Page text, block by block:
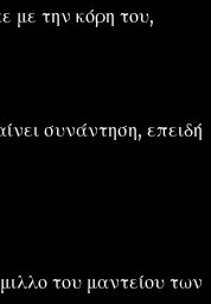
με την κόρη του,
συνάντηση, επειδή
του μαντείου των